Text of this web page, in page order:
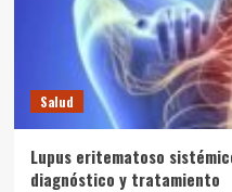
Salud
Lupus eritematoso
diagnóstico y tratamiento